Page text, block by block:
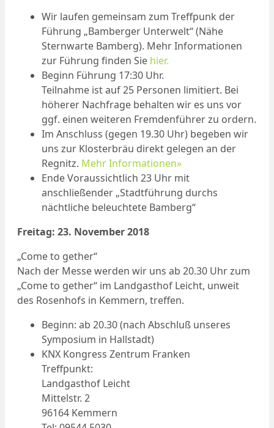
Wir laufen gemeinsam zum Treffpunk der
Führung „Bamberger Unterwelt“ (Nähe
Sternwarte Bamberg). Mehr Informationen
zur Führung finden Sie hier.
Beginn Führung 17:30 Uhr.
Teilnahme ist auf 25 Personen limitiert. Bei
höherer Nachfrage behalten wir es uns vor
ggf. einen weiteren Fremdenführer zu ordern.
Im Anschluss (gegen 19.30 Uhr) begeben wir
uns zur Klosterbräu direkt gelegen an der
Regnitz. Mehr Informationen»
Ende Voraussichtlich 23 Uhr mit
anschließender „Stadtführung durchs
nächtliche beleuchtete Bamberg“
Freitag: 23. November 2018
„Come to gether“
Nach der Messe werden wir uns ab 20.30 Uhr zum
„Come to gether“ im Landgasthof Leicht, unweit
des Rosenhofs in Kemmern, treffen.
Beginn: ab 20.30 (nach Abschluß unseres
Symposium in Hallstadt)
KNX Kongress Zentrum Franken
Treffpunkt:
Landgasthof Leicht
Mittelstr. 2
96164 Kemmern